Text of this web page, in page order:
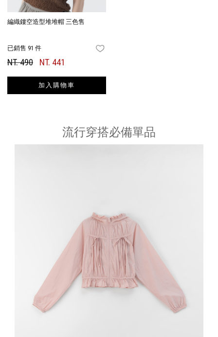
編織鏤空造型堆堆帽 三色售
已銷售 91 件
NT. 490 NT. 441
加入購物車
流行穿搭必備單品